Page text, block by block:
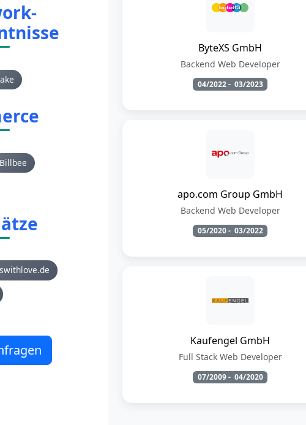
Billbee
ByteXS GmbH
Backend Web Developer
04/2022- 03/2023
apo.com Group GmbH
Backend Web Developer
05/2020- 03/2022
Kaufengel GmbH
Full Stack Web Developer
07/2009- 04/2020